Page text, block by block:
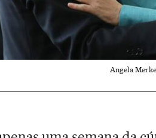
Angela